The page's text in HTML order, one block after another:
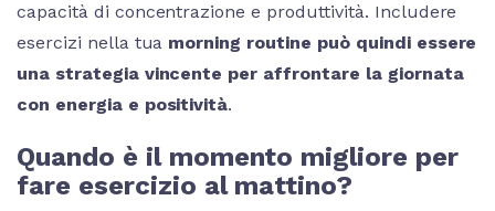
capacità di concentrazione e produttività. Includere
esercizi nella tua morning routine può quindi essere
una strategia vincente per affrontare la giornata
con energia e positività.
Quando è il momento migliore per
fare esercizio al mattino?